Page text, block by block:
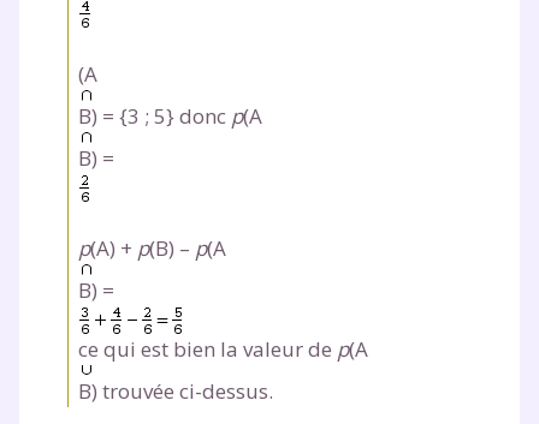
(A
B) = {3 ; 5} donc p(A
B) =
p(A) + p(B) – p(A
B) =
ce qui est bien la valeur de p(A
B) trouvée ci-dessus.